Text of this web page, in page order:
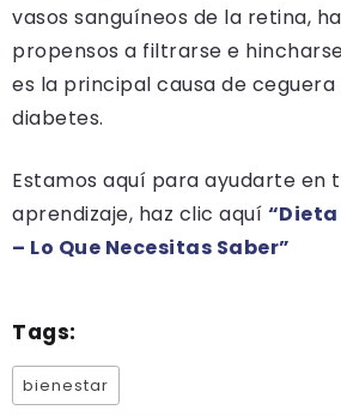
vasos sanguíneos de la retina,
propensos a filtrarse e
es la principal causa de
diabetes.
Estamos aquí para ayudarte en
aprendizaje, haz clic aquí
– Lo Que Necesitas Saber”
Tags:
bienestar